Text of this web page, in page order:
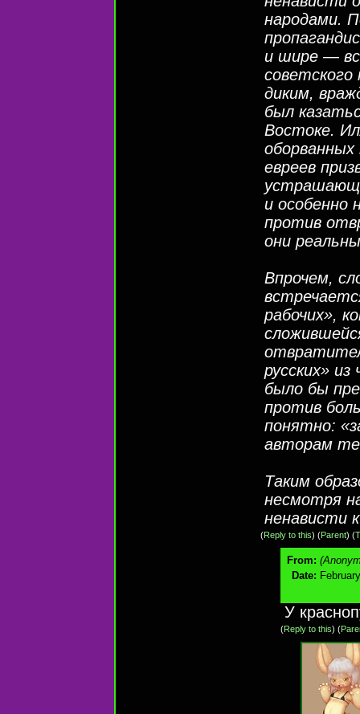
народами.
и шире —
диким,
был
Востоке.
евреев
и особенно
против
они
Впрочем,
рабочих»,
русских»
было бы
против
понятно:
авторам
Таким
несмотря
ненависти
(Reply to this) (Parent) (
From:
Date:
У
(Reply to this) (